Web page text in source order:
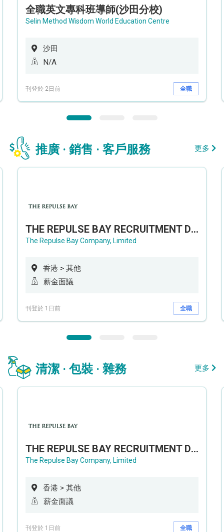
全職英文專科班導師(沙田分校)
Selin Method Wisdom World Education Centre
沙田
N/A
刊登於 2日前 全職
推廣 · 銷售 · 客戶服務 更多
THE REPULSE BAY RECRUITMENT DAY 淺水灣影灣園人才招聘會
The Repulse Bay Company, Limited
香港 > 其他
薪金面議
刊登於 1日前 全職
清潔 · 包裝 · 雜務 更多
THE REPULSE BAY RECRUITMENT DAY 淺水灣影灣園人才招聘會
The Repulse Bay Company, Limited
香港 > 其他
薪金面議
刊登於 1日前 全職